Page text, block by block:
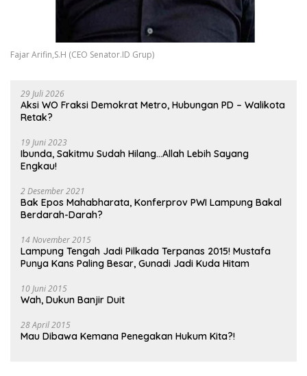
Fajar Arifin,S.H (CEO Senator.ID Grup)
29 Juli 2026
Aksi WO Fraksi Demokrat Metro, Hubungan PD – Walikota
Retak?
19 Juni 2023
Ibunda, Sakitmu Sudah Hilang…Allah Lebih Sayang
Engkau!
2 Desember 2021
Bak Epos Mahabharata, Konferprov PWI Lampung Bakal
Berdarah-Darah?
14 November 2015
Lampung Tengah Jadi Pilkada Terpanas 2015! Mustafa
Punya Kans Paling Besar, Gunadi Jadi Kuda Hitam
10 Juni 2015
Wah, Dukun Banjir Duit
28 April 2015
Mau Dibawa Kemana Penegakan Hukum Kita?!